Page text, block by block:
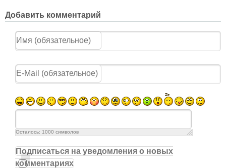
Добавить комментарий
Осталось: 1000 символов
Подписаться на уведомления о новых
комментариях